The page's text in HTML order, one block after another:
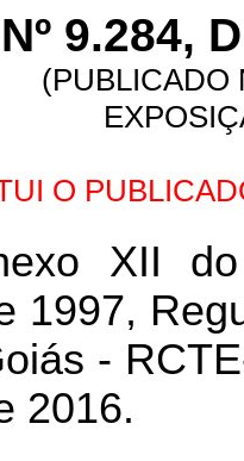
9.284,
(PUBLICADO
O
XII
1997,
-
2016.